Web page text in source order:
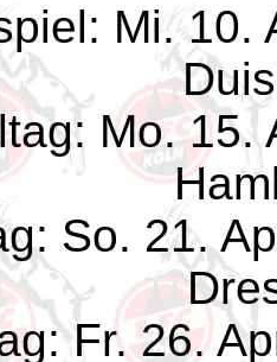
Mi. 10.
Mo. 15.
So. 21.
Fr. 26.